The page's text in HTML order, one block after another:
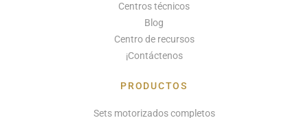
Centros técnicos
Blog
Centro de recursos
¡Contáctenos
PRODUCTOS
Sets motorizados completos